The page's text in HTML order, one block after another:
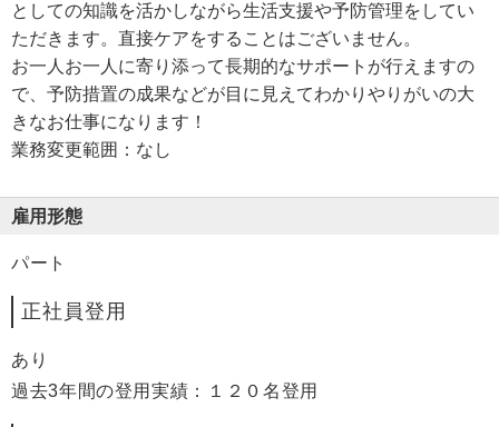
としての知識を活かしながら生活支援や予防管理をしてい
ただきます。直接ケアをすることはございません。
お一人お一人に寄り添って長期的なサポートが行えますの
で、予防措置の成果などが目に見えてわかりやりがいの大
きなお仕事になります！
業務変更範囲：なし
雇用形態
パート
正社員登用
あり
過去3年間の登用実績：１２０名登用